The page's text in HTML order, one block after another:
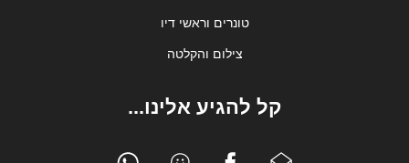
טונרים וראשי דיו
צילום והקלטה
קל להגיע אלינו...